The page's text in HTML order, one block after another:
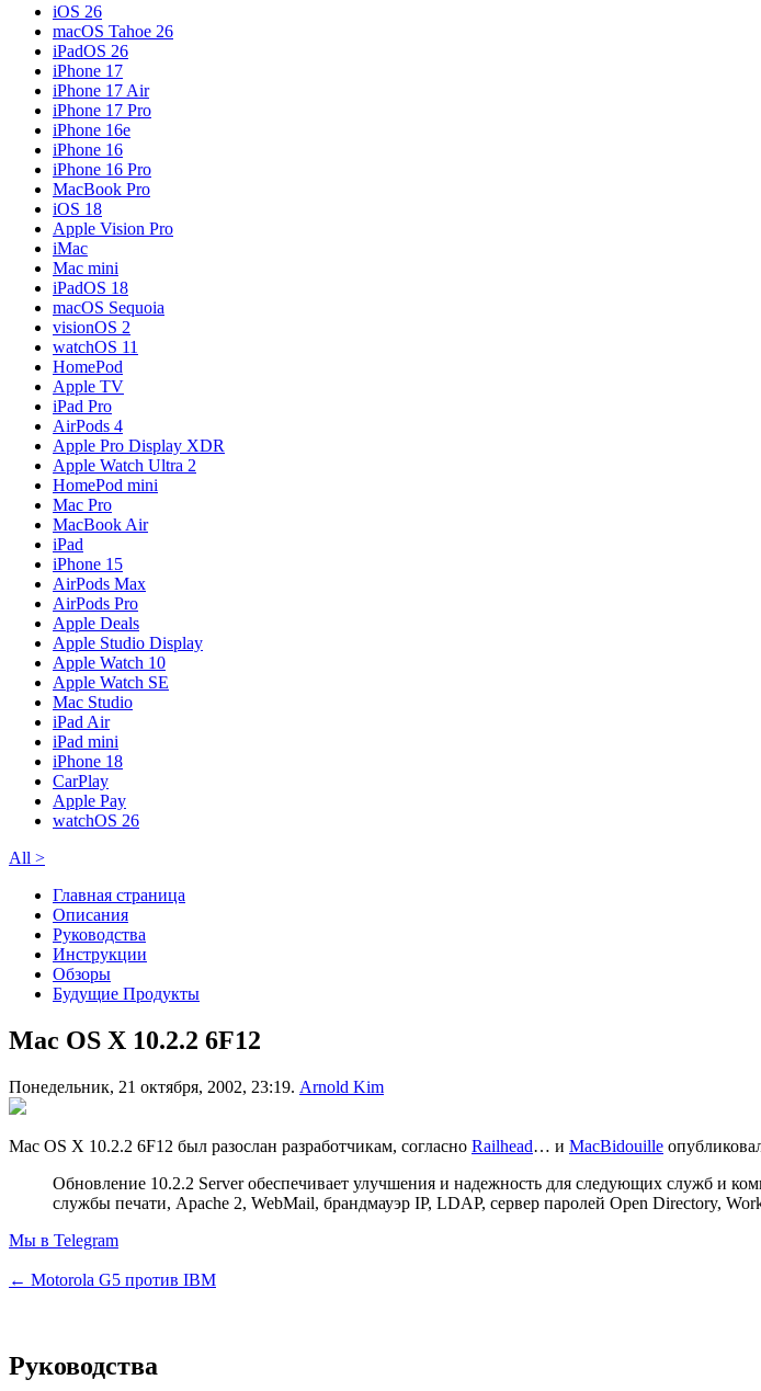
iOS 26
macOS Tahoe 26
iPadOS 26
iPhone 17
iPhone 17 Air
iPhone 17 Pro
iPhone 16e
iPhone 16
iPhone 16 Pro
MacBook Pro
iOS 18
Apple Vision Pro
iMac
Mac mini
iPadOS 18
macOS Sequoia
visionOS 2
watchOS 11
HomePod
Apple TV
iPad Pro
AirPods 4
Apple Pro Display XDR
Apple Watch Ultra 2
HomePod mini
Mac Pro
MacBook Air
iPad
iPhone 15
AirPods Max
AirPods Pro
Apple Deals
Apple Studio Display
Apple Watch 10
Apple Watch SE
Mac Studio
iPad Air
iPad mini
iPhone 18
CarPlay
Apple Pay
watchOS 26
All >
Главная страница
Описания
Руководства
Инструкции
Обзоры
Будущие Продукты
Mac OS X 10.2.2 6F12
Понедельник, 21 октября, 2002, 23:19. Arnold Kim
Mac OS X 10.2.2 6F12 был разослан разработчикам, согласно Railhead… и MacBidouille
Обновление 10.2.2 Server обеспечивает улучшения и надежность для следующих служб и
службы печати, Apache 2, WebMail, брандмауэр IP, LDAP, сервер паролей Open Directory,
Мы в Telegram
← Motorola G5 против IBM
Руководства